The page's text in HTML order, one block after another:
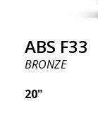
ABS F33
BRONZE
20"